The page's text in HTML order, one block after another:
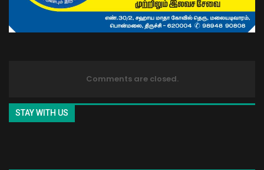
Comments are closed.
STAY WITH US